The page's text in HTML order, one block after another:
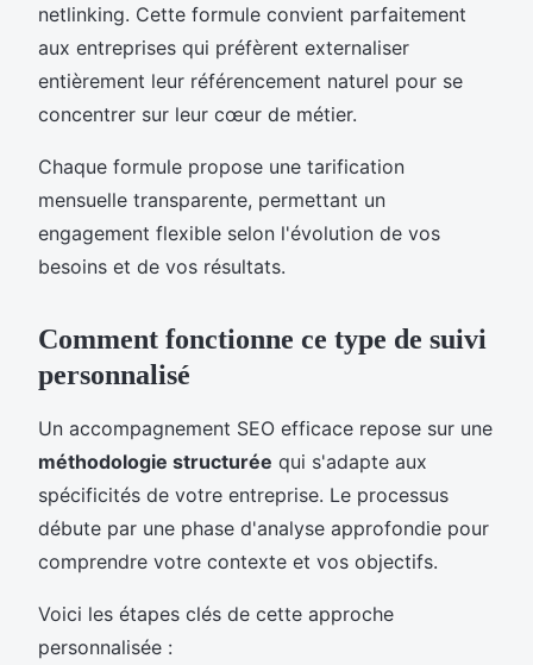
netlinking. Cette formule convient parfaitement
aux entreprises qui préfèrent externaliser
entièrement leur référencement naturel pour se
concentrer sur leur cœur de métier.
Chaque formule propose une tarification
mensuelle transparente, permettant un
engagement flexible selon l'évolution de vos
besoins et de vos résultats.
Comment fonctionne ce type de suivi
personnalisé
Un accompagnement SEO efficace repose sur une
méthodologie structurée qui s'adapte aux
spécificités de votre entreprise. Le processus
débute par une phase d'analyse approfondie pour
comprendre votre contexte et vos objectifs.
Voici les étapes clés de cette approche
personnalisée :